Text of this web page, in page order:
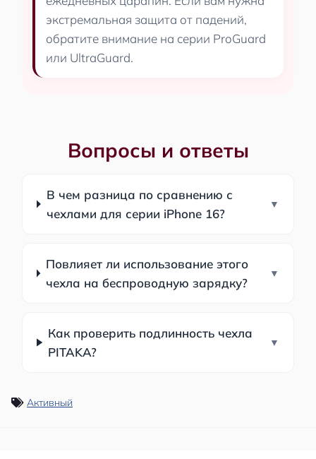
экстремальная защита от падений,
обратите внимание на серии ProGuard
или UltraGuard.
Вопросы и ответы
В чем разница по сравнению с
чехлами для серии iPhone 16?
Повлияет ли использование этого
чехла на беспроводную зарядку?
Как проверить подлинность чехла
PITAKA?
Активный